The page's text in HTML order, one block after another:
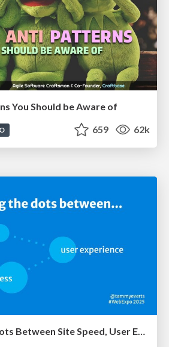
You Should be Aware of
659 62k